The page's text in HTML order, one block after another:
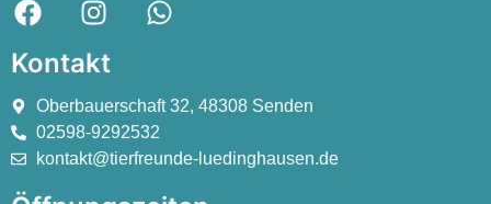
Kontakt
Oberbauerschaft 32, 48308 Senden
02598-9292532
kontakt@tierfreunde-luedinghausen.de